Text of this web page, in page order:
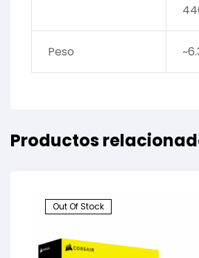
Peso
Productos
Out Of Stock